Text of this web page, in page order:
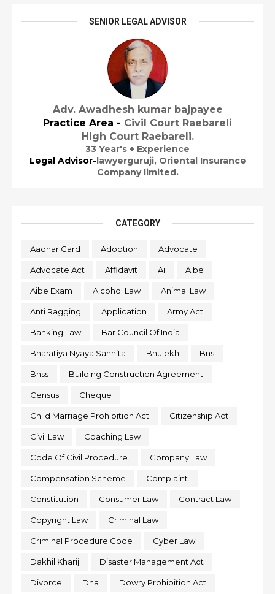
SENIOR LEGAL ADVISOR
Adv. Awadhesh kumar bajpayee
Practice Area - Civil Court Raebareli
High Court Raebareli.
33 Year's + Experience
Legal Advisor-lawyerguruji, Oriental Insurance
Company limited.
CATEGORY
Aadhar Card Adoption Advocate
Advocate Act Affidavit Ai Aibe
Aibe Exam Alcohol Law Animal Law
Anti Ragging Application Army Act
Banking Law Bar Council Of India
Bharatiya Nyaya Sanhita Bhulekh Bns
Bnss Building Construction Agreement
Census Cheque
Child Marriage Prohibition Act Citizenship Act
Civil Law Coaching Law
Code Of Civil Procedure. Company Law
Compensation Scheme Complaint.
Constitution Consumer Law Contract Law
Copyright Law Criminal Law
Criminal Procedure Code Cyber Law
Dakhil Kharij Disaster Management Act
Divorce Dna Dowry Prohibition Act